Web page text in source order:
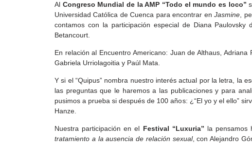
Al Congreso Mundial de la AMP “Todo el mundo es loco”
Universidad Católica de Cuenca para encontrar enJasmine ,
contamos con la participación especial de Diana
Betancourt.
En relación al Encuentro Americano: Juan de Althaus,
Gabriela Urriolagoitia y Paúl Mata.
Y si el “Quipus” nombra nuestro interés actual por la letra, la
las preguntas que le haremos a las publicaciones y para
pusimos a prueba si después de 100 años: ¿“El yo y el ello”
Hanze.
Nuestra participación en el Festival “Luxuria” la
tratamiento a la ausencia de relación sexual, con Alejandro